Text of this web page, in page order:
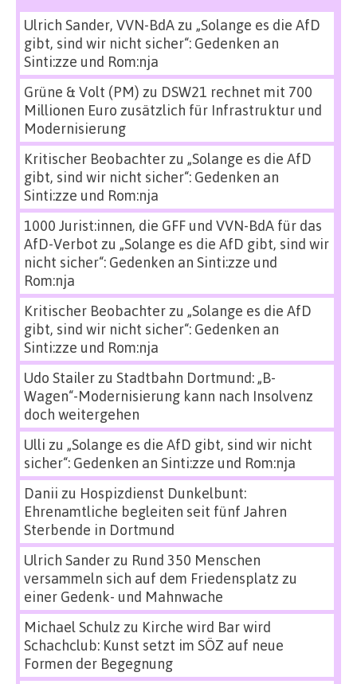
Ulrich Sander, VVN-BdAzu „Solange es die AfD
gibt, sind wir nicht sicher“: Gedenken an
Sinti:zze und Rom:nja
Grüne & Volt (PM) zu DSW21 rechnet mit 700
Millionen Euro zusätzlich für Infrastruktur und
Modernisierung
Kritischer Beobachterzu „Solange es die AfD
gibt, sind wir nicht sicher“: Gedenken an
Sinti:zze und Rom:nja
1000 Jurist:innen, die GFF und VVN-BdA für das
AfD-Verbot zu „Solange es die AfD gibt, sind wir
nicht sicher“: Gedenken an Sinti:zze und
Rom:nja
Kritischer Beobachterzu „Solange es die AfD
gibt, sind wir nicht sicher“: Gedenken an
Sinti:zze und Rom:nja
Udo Stailerzu Stadtbahn Dortmund: „B-
Wagen“-Modernisierung kann nach Insolvenz
doch weitergehen
Ulli zu „Solange es die AfD gibt, sind wir nicht
sicher“: Gedenken an Sinti:zze und Rom:nja
Danii zu Hospizdienst Dunkelbunt:
Ehrenamtliche begleiten seit fünf Jahren
Sterbende in Dortmund
Ulrich Sanderzu Rund 350 Menschen
versammeln sich auf dem Friedensplatz zu
einer Gedenk- und Mahnwache
Michael Schulz zu Kirche wird Bar wird
Schachclub: Kunst setzt im SÖZ auf neue
Formen der Begegnung